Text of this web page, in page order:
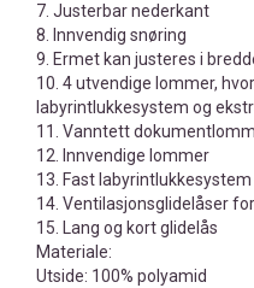
7. Justerbar nederkant
8. Innvendig snøring
9. Ermet kan justeres i
10. 4 utvendige lommer,
labyrintlukkesystem og
11. Vanntett
12. Innvendige lommer
13. Fast
14. Ventilasjonsglidelåser
15. Lang og kort glidelås
Materiale:
Utside: 100% polyamid